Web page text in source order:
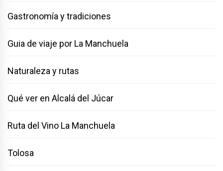
Gastronomía y tradiciones
Guia de viaje por La Manchuela
Naturaleza y rutas
Qué ver en Alcalá del Júcar
Ruta del Vino La Manchuela
Tolosa